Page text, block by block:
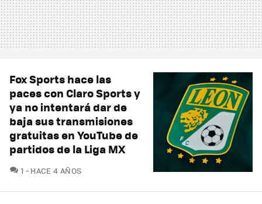
Fox Sports hace las
paces con Claro Sports y
ya no intentará dar de
baja sus transmisiones
gratuitas en YouTube de
partidos de la Liga MX
1 COMENTARIOS
HACE 4 AÑOS